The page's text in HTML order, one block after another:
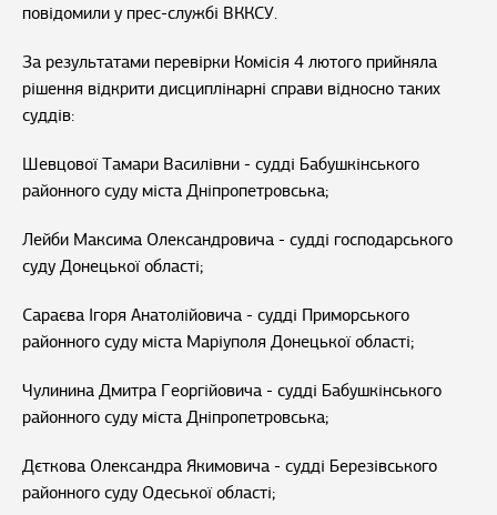
повідомили у прес-службі ВККСУ.
За результатами перевірки Комісія 4 лютого прийняла
рішення відкрити дисциплінарні справи відносно таких
суддів:
Шевцової Тамари Василівни - судді Бабушкінського
районного суду міста Дніпропетровська;
Лейби Максима Олександровича - судді господарського
суду Донецької області;
Сараєва Ігоря Анатолійовича - судді Приморського
районного суду міста Маріуполя Донецької області;
Чулинина Дмитра Георгійовича - судді Бабушкінського
районного суду міста Дніпропетровська;
Дєткова Олександра Якимовича - судді Березівського
районного суду Одеської області;